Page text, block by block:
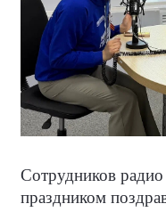
Сотрудников
праздником